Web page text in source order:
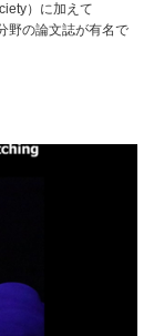
）に加えて
野の論文誌が有名で